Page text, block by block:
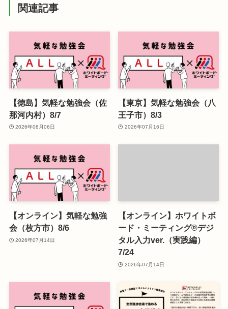
関連記事
【徳島】気軽な勉強会（佐
那河内村）8/7
2026年08月06日
【東京】気軽な勉強会（八
王子市）8/3
2026年07月16日
【オンライン】気軽な勉強
会（枚方市）8/6
2026年07月14日
【オンライン】ホワイトボ
ード・ミーティング®デジ
タル入力ver.（実践編）
7/24
2026年07月14日